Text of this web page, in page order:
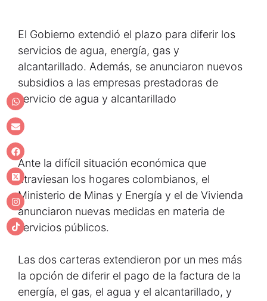
El Gobierno extendió el plazo para diferir los
servicios de agua, energía, gas y
alcantarillado. Además, se anunciaron nuevos
subsidios a las empresas prestadoras de
servicio de agua y alcantarillado
Ante la difícil situación económica que
atraviesan los hogares colombianos, el
Ministerio de Minas y Energía y el de Vivienda
anunciaron nuevas medidas en materia de
servicios públicos.
Las dos carteras extendieron por un mes más
la opción de diferir el pago de la factura de la
energía, el gas, el agua y el alcantarillado, y